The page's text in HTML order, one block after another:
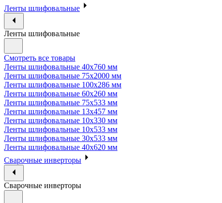
Ленты шлифовальные
Ленты шлифовальные
Смотреть все товары
Ленты шлифовальные 40х760 мм
Ленты шлифовальные 75х2000 мм
Ленты шлифовальные 100х286 мм
Ленты шлифовальные 60х260 мм
Ленты шлифовальные 75х533 мм
Ленты шлифовальные 13х457 мм
Ленты шлифовальные 10х330 мм
Ленты шлифовальные 10х533 мм
Ленты шлифовальные 30х533 мм
Ленты шлифовальные 40х620 мм
Сварочные инверторы
Сварочные инверторы